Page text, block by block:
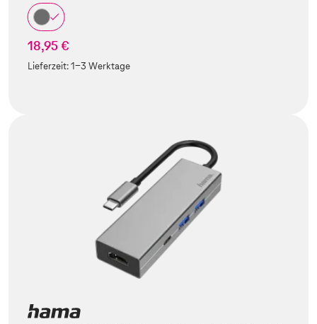
18,95 €
Lieferzeit:1-3 Werktage